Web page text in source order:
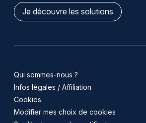
Je découvre les solutions
Qui sommes-nous ?
Infos légales / Affiliation
Cookies
Modifier mes choix de cookies